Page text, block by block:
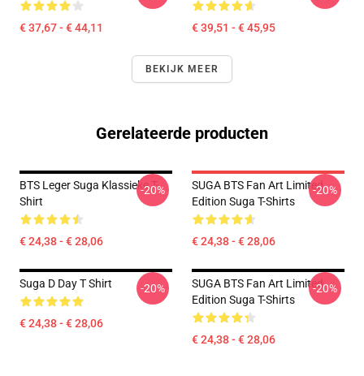
€ 37,67 - € 44,11 € 39,51 - € 45,95
BEKIJK MEER
Gerelateerde producten
BTS Leger Suga Klassieke T-
Shirt
€ 24,38 - € 28,06
-20%
SUGA BTS Fan Art Limited
Edition Suga T-Shirts
€ 24,38 - € 28,06
-20%
Suga D Day T Shirt
€ 24,38 - € 28,06
-20%
SUGA BTS Fan Art Limited
Edition Suga T-Shirts
€ 24,38 - € 28,06
-20%